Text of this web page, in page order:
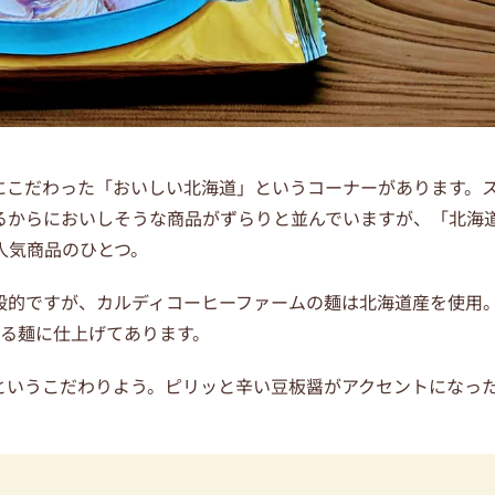
だわった「おいしい北海道」というコーナーがあります。
らにおいしそうな商品がずらりと並んでいますが、「北海
商品のひとつ。
ですが、カルディコーヒーファームの麺は北海道産を使用
に仕上げてあります。
うこだわりよう。ピリッと辛い豆板醤がアクセントになっ